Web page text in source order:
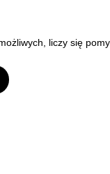
liczy się